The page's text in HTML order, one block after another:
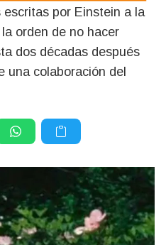
por Einstein a la
orden de no hacer
dos décadas después
una colaboración del